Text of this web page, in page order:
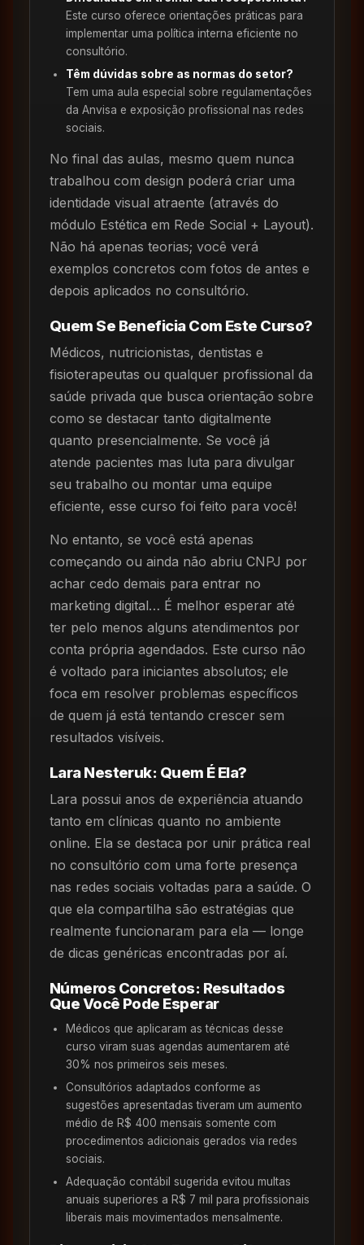
Este curso oferece orientações práticas para
implementar uma política interna eficiente no
consultório.
Têm dúvidas sobre as normas do setor?
Tem uma aula especial sobre regulamentações
da Anvisa e exposição profissional nas redes
sociais.
No final das aulas, mesmo quem nunca
trabalhou com design poderá criar uma
identidade visual atraente (através do
módulo Estética em Rede Social + Layout).
Não há apenas teorias; você verá
exemplos concretos com fotos de antes e
depois aplicados no consultório.
Quem Se Beneficia Com Este Curso?
Médicos, nutricionistas, dentistas e
fisioterapeutas ou qualquer profissional da
saúde privada que busca orientação sobre
como se destacar tanto digitalmente
quanto presencialmente. Se você já
atende pacientes mas luta para divulgar
seu trabalho ou montar uma equipe
eficiente, esse curso foi feito para você!
No entanto, se você está apenas
começando ou ainda não abriu CNPJ por
achar cedo demais para entrar no
marketing digital… É melhor esperar até
ter pelo menos alguns atendimentos por
conta própria agendados. Este curso não
é voltado para iniciantes absolutos; ele
foca em resolver problemas específicos
de quem já está tentando crescer sem
resultados visíveis.
Lara Nesteruk: Quem É Ela?
Lara possui anos de experiência atuando
tanto em clínicas quanto no ambiente
online. Ela se destaca por unir prática real
no consultório com uma forte presença
nas redes sociais voltadas para a saúde. O
que ela compartilha são estratégias que
realmente funcionaram para ela — longe
de dicas genéricas encontradas por aí.
Números Concretos: Resultados
Que Você Pode Esperar
Médicos que aplicaram as técnicas desse
curso viram suas agendas aumentarem até
30% nos primeiros seis meses.
Consultórios adaptados conforme as
sugestões apresentadas tiveram um aumento
médio de R$ 400 mensais somente com
procedimentos adicionais gerados via redes
sociais.
Adequação contábil sugerida evitou multas
anuais superiores a R$ 7 mil para profissionais
liberais mais movimentados mensalmente.